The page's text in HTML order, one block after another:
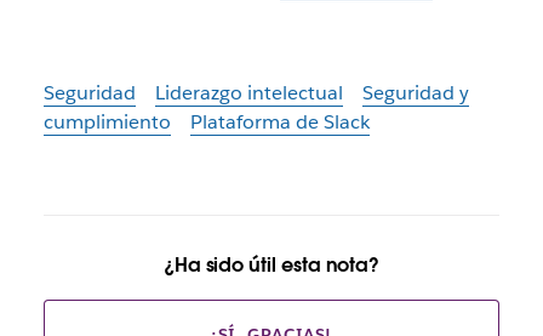
Seguridad Liderazgo intelectual
Seguridad y
cumplimiento
Plataforma de Slack
¿Ha sido útil esta nota?